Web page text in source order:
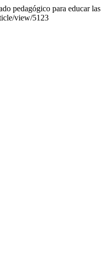
pedagógico para educar
view/5123